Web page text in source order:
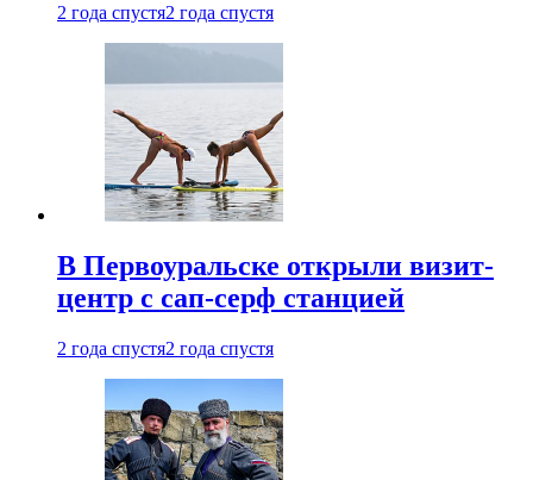
2 года спустя2 года спустя
В Первоуральске открыли визит-
центр с сап-серф станцией
2 года спустя2 года спустя